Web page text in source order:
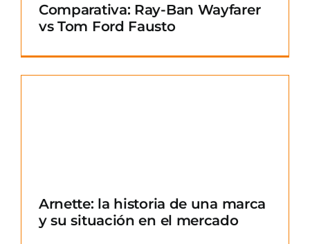
Comparativa: Ray-Ban Wayfarer
vs Tom Ford Fausto
Arnette: la historia de una marca
y su situación en el mercado